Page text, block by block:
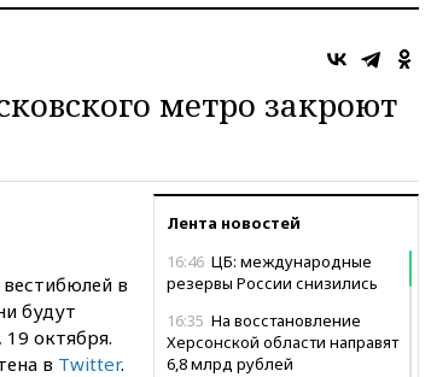
метро закроют
Лента новостей
16:46 ЦБ: международные
резервы России снизились
16:35 На восстановление
Херсонской области направят
6,8 млрд рублей
в
будут
октября.
в Twitter.